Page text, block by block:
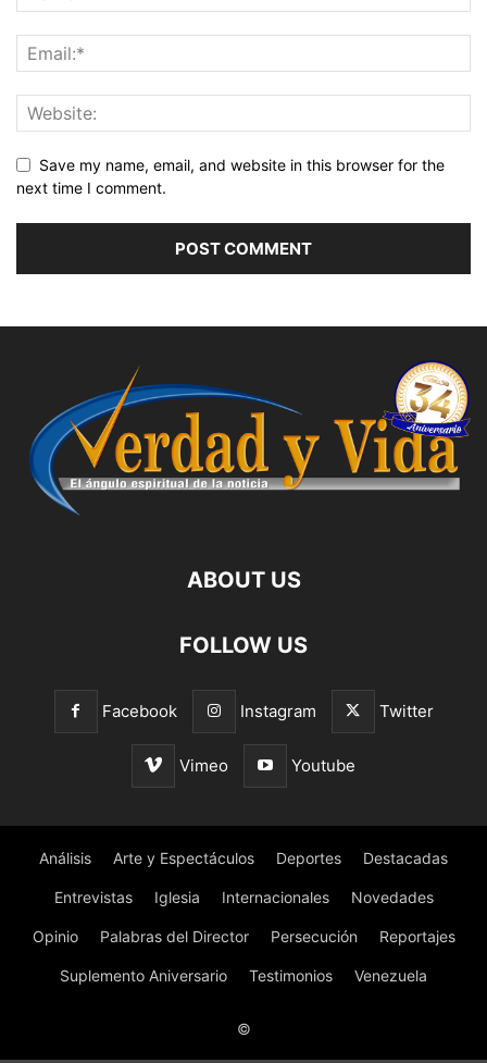
Save my name, email, and website in this browser for the
next time I comment.
ABOUT US
FOLLOW US
Facebook Instagram Twitter
Vimeo Youtube
Análisis Arte y Espectáculos Deportes Destacadas
Entrevistas Iglesia Internacionales Novedades
Opinio Palabras del Director Persecución Reportajes
Suplemento Aniversario Testimonios Venezuela
©